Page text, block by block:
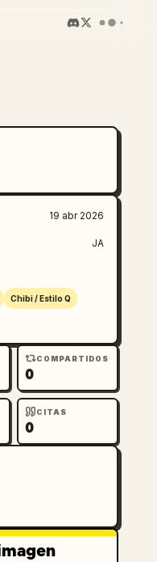
19 abr 2026
JA
Chibi / Estilo Q
COMPARTIDOS
0
CITAS
0